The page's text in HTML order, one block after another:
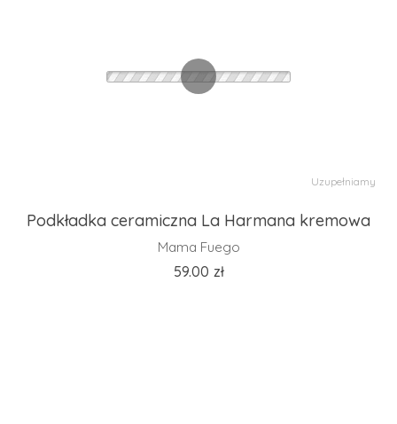
Uzupełniamy
Podkładka ceramiczna La Harmana kremowa
Mama Fuego
59.00 zł